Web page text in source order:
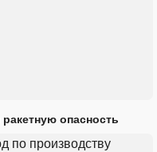
опасность